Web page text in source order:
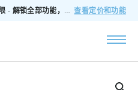
🔥$200/月畅享Tenjin完整访问权限 - 解锁全部功能，无隐藏费用，随时可取消 查看定价和功能